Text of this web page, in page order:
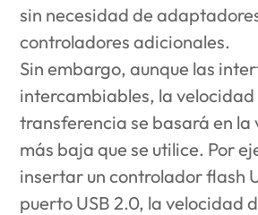
sin necesidad de
controladores adicionales.
Sin embargo, aunque las
intercambiables, la velocidad
transferencia se basará en la
más baja que se utilice. Por
insertar un controlador flash
puerto USB 2.0, la velocidad